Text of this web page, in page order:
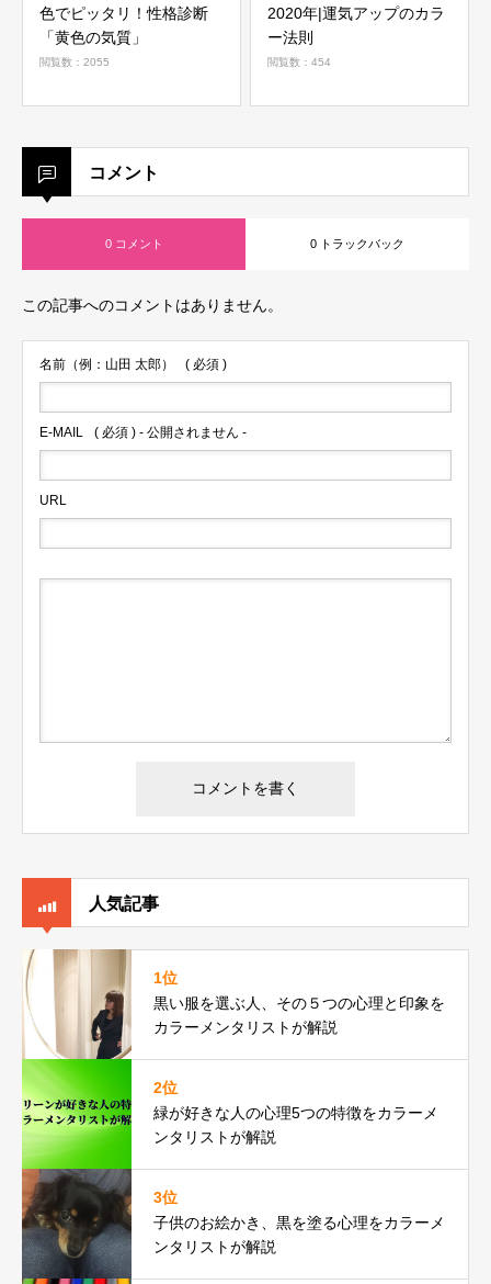
色でピッタリ！性格診断
「黄色の気質」
閲覧数：2055
2020年|運気アップのカラ
ー法則
閲覧数：454
コメント
0 コメント 0 トラックバック
この記事へのコメントはありません。
名前（例：山田 太郎） ( 必須 )
E-MAIL ( 必須 ) - 公開されません -
URL
人気記事
1位
黒い服を選ぶ人、その５つの心理と印象を
カラーメンタリストが解説
2位
緑が好きな人の心理5つの特徴をカラーメ
ンタリストが解説
3位
子供のお絵かき、黒を塗る心理をカラーメ
ンタリストが解説